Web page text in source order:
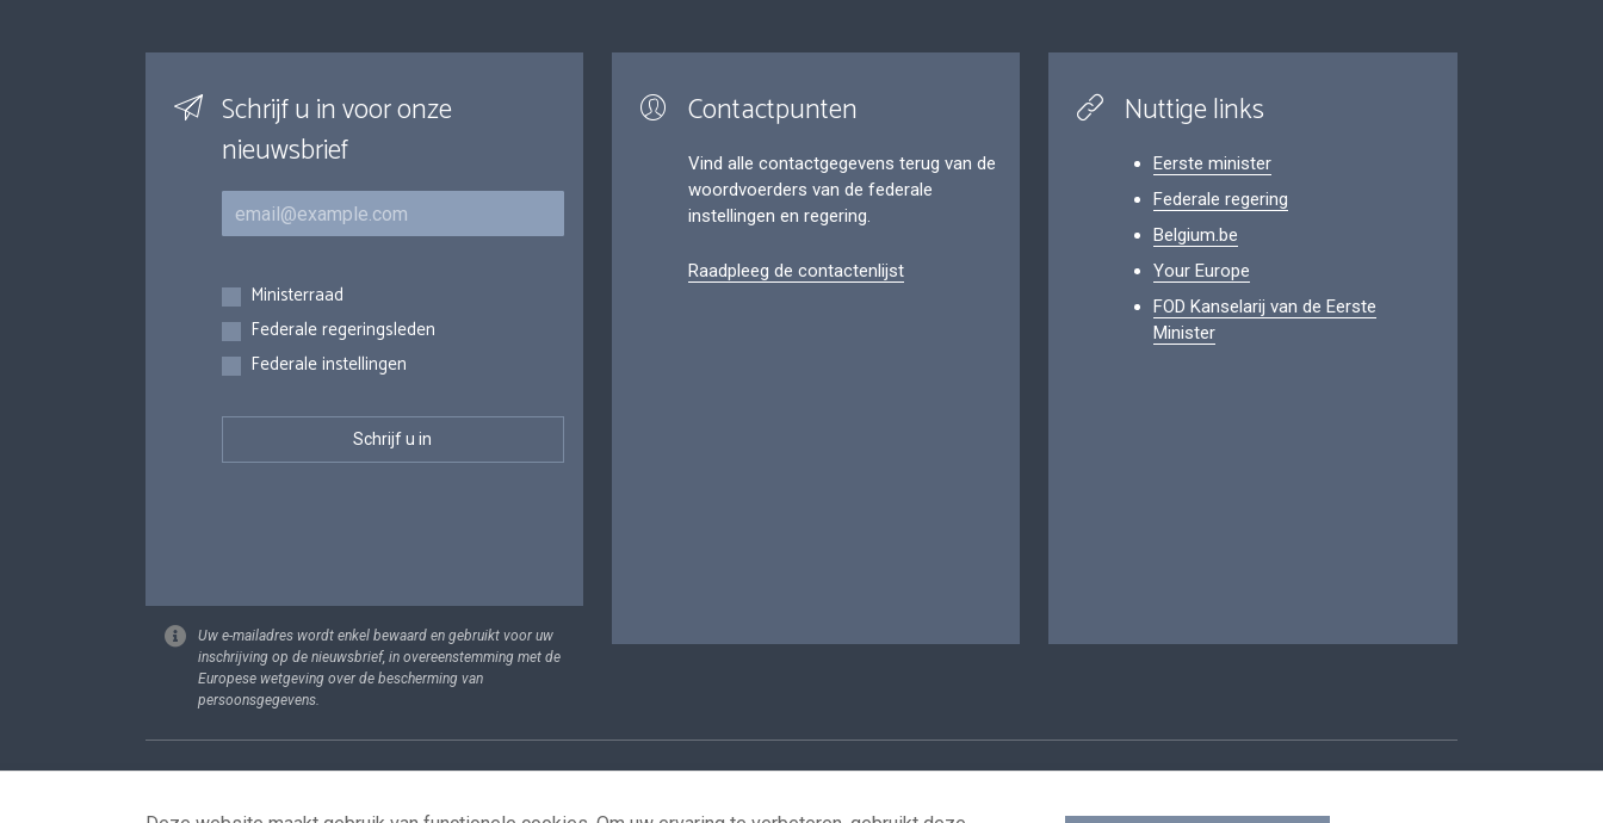
Schrijf u in voor onze
nieuwsbrief
E-mail
Inschrijvingen
Ministerraad
Federale regeringsleden
Federale instellingen
Uw e-mailadres wordt enkel bewaard en gebruikt voor uw
inschrijving op de nieuwsbrief, in overeenstemming met de
Europese wetgeving over de bescherming van
persoonsgegevens.
Contactpunten
Vind alle contactgegevens terug van de
woordvoerders van de federale
instellingen en regering.
Raadpleeg de contactenlijst
Nuttige links
Eerste minister
Federale regering
Belgium.be
Your Europe
FOD Kanselarij van de Eerste
Minister
Footer